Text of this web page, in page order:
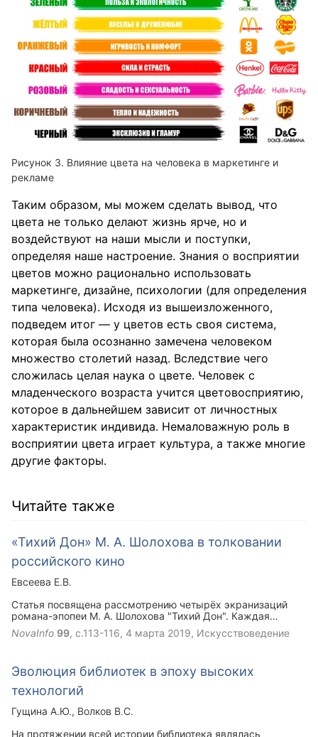
Влияние цвета на человека в маркетинге и
рекламе
Таким образом, мы можем сделать вывод, что
цвета не только делают жизнь ярче, но и
воздействуют на наши мысли и поступки,
определяя наше настроение. Знания о восприятии
цветов можно рационально использовать
маркетинге, дизайне, психологии (для определения
типа человека). Исходя из вышеизложенного,
подведем итог — у цветов есть своя система,
которая была осознанно замечена человеком
множество столетий назад. Вследствие чего
сложилась целая наука о цвете. Человек с
младенческого возраста учится цветовосприятию,
которое в дальнейшем зависит от личностных
характеристик индивида. Немаловажную роль в
восприятии цвета играет культура, а также многие
другие факторы.
Читайте также
«Тихий Дон» М. А. Шолохова в толковании
российского кино
Евсеева Е.В.
Статья посвящена рассмотрению четырёх экранизаций
романа-эпопеи М. А. Шолохова "Тихий Дон". Каждая
экранизация сделана в определённый культурный и
исторический период СССР и современной России.В связи
режиссёрской позицией.
NovaInfo 99, с.113-116, 4 марта 2019, Искусствоведение
Эволюция библиотек в эпоху высоких
технологий
Гущина А.Ю.
Волков В.С.
На протяжении всей истории библиотека являлась